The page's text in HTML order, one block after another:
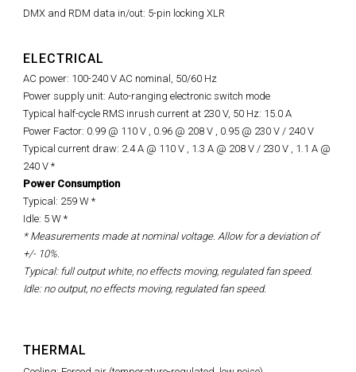
DMX and RDM data in/out: 5-pin locking XLR
ELECTRICAL
AC power: 100-240 V AC nominal, 50/60 Hz
Power supply unit: Auto-ranging electronic switch mode
Typical half-cycle RMS inrush current at 230 V, 50 Hz: 15.0 A
Power Factor: 0.99 @ 110 V , 0.96 @ 208 V , 0.95 @ 230 V / 240 V
Typical current draw: 2.4 A @ 110 V , 1.3 A @ 208 V / 230 V , 1.1 A @
240 V *
Power Consumption
Typical: 259 W *
Idle: 5 W *
* Measurements made at nominal voltage. Allow for a deviation of
+/- 10%.
Typical: full output white, no effects moving, regulated fan speed.
Idle: no output, no effects moving, regulated fan speed.
THERMAL